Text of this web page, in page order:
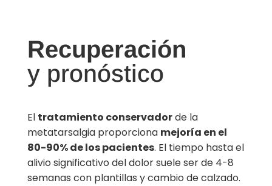
Recuperación
y pronóstico
El tratamiento conservadorde la
metatarsalgia proporciona mejoría en el
80-90% de los pacientes. El tiempo hasta el
alivio significativo del dolor suele ser de 4-8
semanas con plantillas y cambio de calzado.